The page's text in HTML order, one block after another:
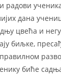
радови
дана
цвећа и
биљке,
биће